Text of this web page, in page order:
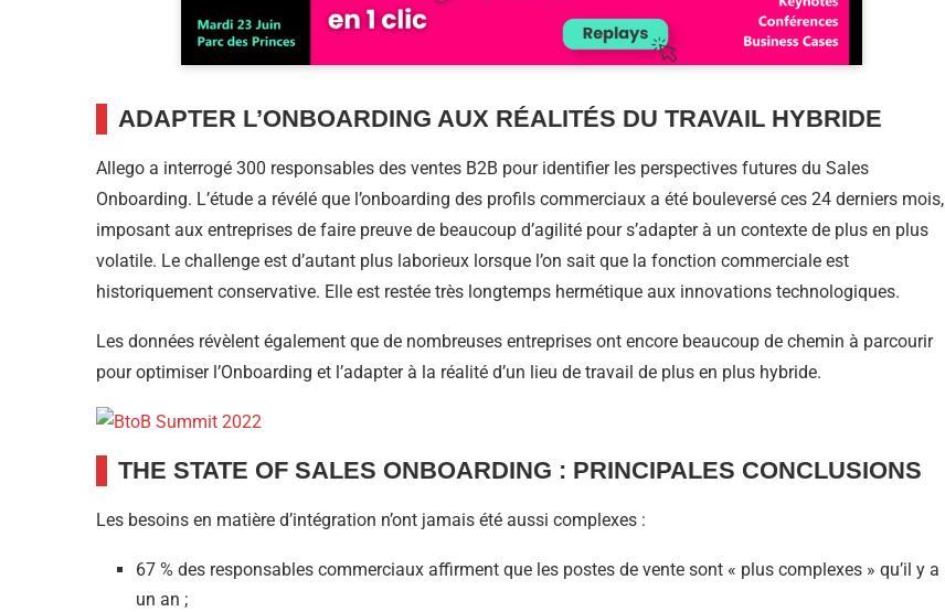
ADAPTER L’ONBOARDING AUX RÉALITÉS DU TRAVAIL HYBRIDE
Allego a interrogé 300 responsables des ventes B2B pour identifier les perspectives futures du Sales
Onboarding. L’étude a révélé que l’onboarding des profils commerciaux a été bouleversé ces 24 derniers mois,
imposant aux entreprises de faire preuve de beaucoup d’agilité pour s’adapter à un contexte de plus en plus
volatile. Le challenge est d’autant plus laborieux lorsque l’on sait que la fonction commerciale est
historiquement conservative. Elle est restée très longtemps hermétique aux innovations technologiques.
Les données révèlent également que de nombreuses entreprises ont encore beaucoup de chemin à parcourir
pour optimiser l’Onboarding et l’adapter à la réalité d’un lieu de travail de plus en plus hybride.
THE STATE OF SALES ONBOARDING : PRINCIPALES CONCLUSIONS
Les besoins en matière d’intégration n’ont jamais été aussi complexes :
67 % des responsables commerciaux affirment que les postes de vente sont « plus complexes » qu’il y a
un an ;